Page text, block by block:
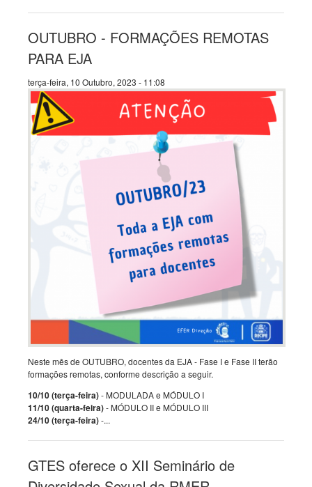
OUTUBRO - FORMAÇÕES REMOTAS
PARA EJA
terça-feira, 10 Outubro, 2023 - 11:08
Neste mês de OUTUBRO, docentes da EJA - Fase I e Fase II terão
formações remotas, conforme descrição a seguir.
10/10 (terça-feira)- MODULADA e MÓDULO I
11/10 (quarta-feira)- MÓDULO II e MÓDULO III
24/10 (terça-feira)-...
GTES oferece o XII Seminário de